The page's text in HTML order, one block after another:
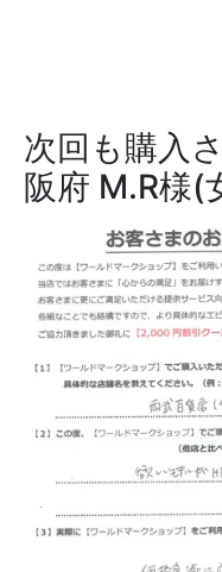
次回も購入
阪府 M.R様(